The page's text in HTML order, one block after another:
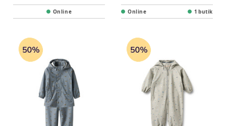
Online Online 1 butik